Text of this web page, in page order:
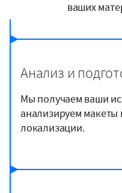
ваших
Анализ и
Мы получаем ваши
анализируем макеты
локализации.